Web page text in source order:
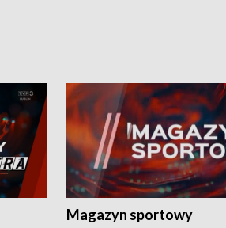
Magazyn sportowy